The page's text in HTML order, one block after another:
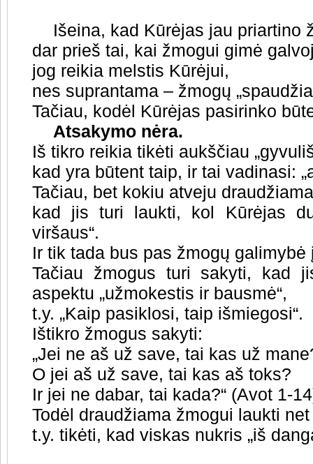
Išeina, kad Kūrėjas jau priartino
dar prieš tai, kai žmogui gimė
jog reikia melstis Kūrėjui,
nes suprantama – žmogų
Tačiau, kodėl Kūrėjas pasirinko
Atsakymo nėra.
Iš tikro reikia tikėti aukščiau
kad yra būtent taip, ir tai vadinasi:
Tačiau, bet kokiu atveju
kad jis turi laukti, kol Kūrėjas
viršaus“.
Ir tik tada bus pas žmogų
Tačiau žmogus turi sakyti, kad
aspektu „užmokestis ir bausmė“,
t.y. „Kaip pasiklosi, taip išmiegosi“.
Ištikro žmogus sakyti:
„Jei ne aš už save, tai kas už
O jei aš už save, tai kas aš toks?
Ir jei ne dabar, tai kada?“ (Avot 1-
Todėl draudžiama žmogui laukti
t.y. tikėti, kad viskas nukris „iš